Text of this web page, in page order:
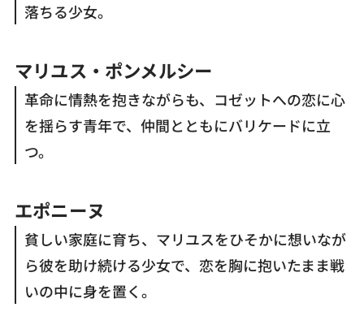
落ちる少女。
マリユス・ポンメルシー
革命に情熱を抱きながらも、コゼットへの恋に心
を揺らす青年で、仲間とともにバリケードに立
つ。
エポニーヌ
貧しい家庭に育ち、マリユスをひそかに想いなが
ら彼を助け続ける少女で、恋を胸に抱いたまま戦
いの中に身を置く。